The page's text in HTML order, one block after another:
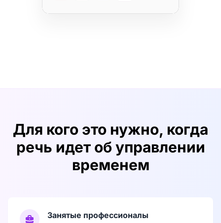
Для кого это нужно, когда
речь идет об управлении
временем
Занятые профессионалы